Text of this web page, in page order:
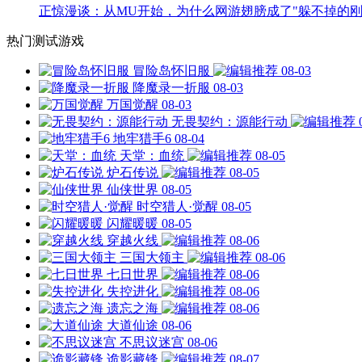
正惊漫谈：从MU开始，为什么网游翅膀成了"躲不掉的
热门测试游戏
冒险岛怀旧服
08-03
降魔录一折服 08-03
万国觉醒 08-03
无畏契约：源能行动
地牢猎手6 08-04
天堂：血统
08-05
炉石传说
08-05
仙侠世界 08-05
时空猎人·觉醒 08-05
闪耀暖暖 08-05
穿越火线
08-06
三国大领主
08-06
七日世界
08-06
失控进化
08-06
遗忘之海
08-06
大道仙途 08-06
不思议迷宫 08-06
诡影藏锋
08-07